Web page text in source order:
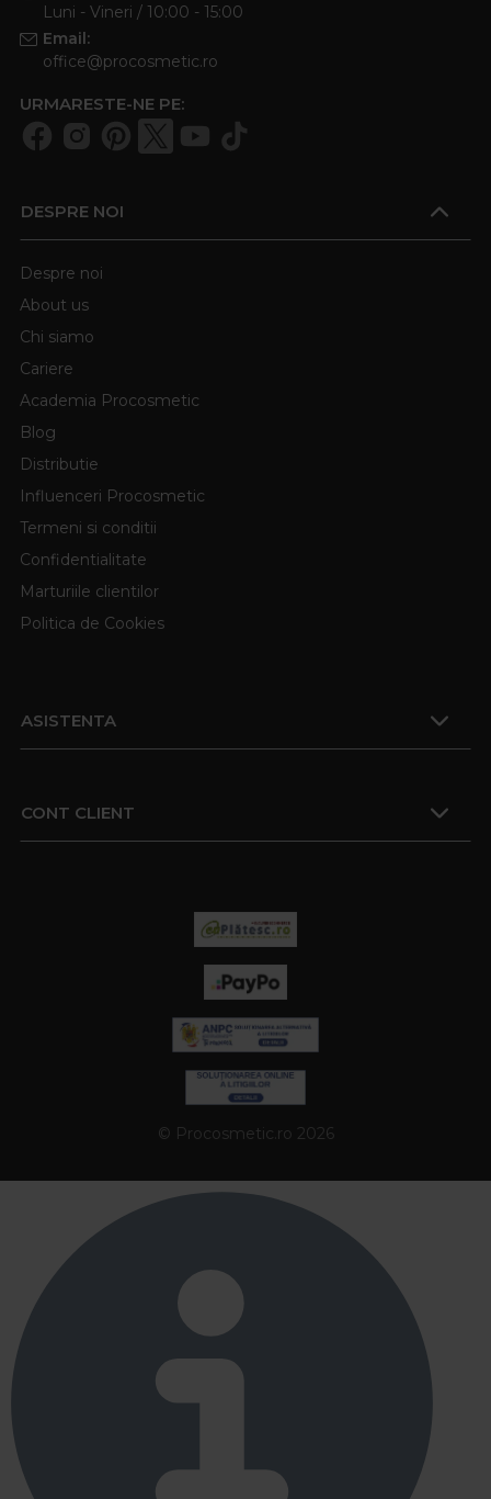
Luni - Vineri / 10:00 - 15:00
Email:
office@procosmetic.ro
URMARESTE-NE PE:
DESPRE NOI
Despre noi
About us
Chi siamo
Cariere
Academia Procosmetic
Blog
Distributie
Influenceri Procosmetic
Termeni si conditii
Confidentialitate
Marturiile clientilor
Politica de Cookies
ASISTENTA
CONT CLIENT
© Procosmetic.ro 2026